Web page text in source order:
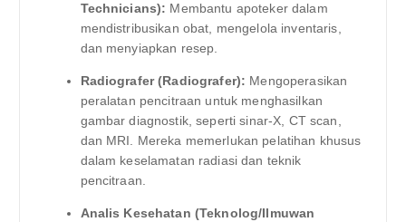
Technicians): Membantu apoteker dalam
mendistribusikan obat, mengelola inventaris,
dan menyiapkan resep.
Radiografer (Radiografer): Mengoperasikan
peralatan pencitraan untuk menghasilkan
gambar diagnostik, seperti sinar-X, CT scan,
dan MRI. Mereka memerlukan pelatihan khusus
dalam keselamatan radiasi dan teknik
pencitraan.
Analis Kesehatan (Teknolog/Ilmuwan